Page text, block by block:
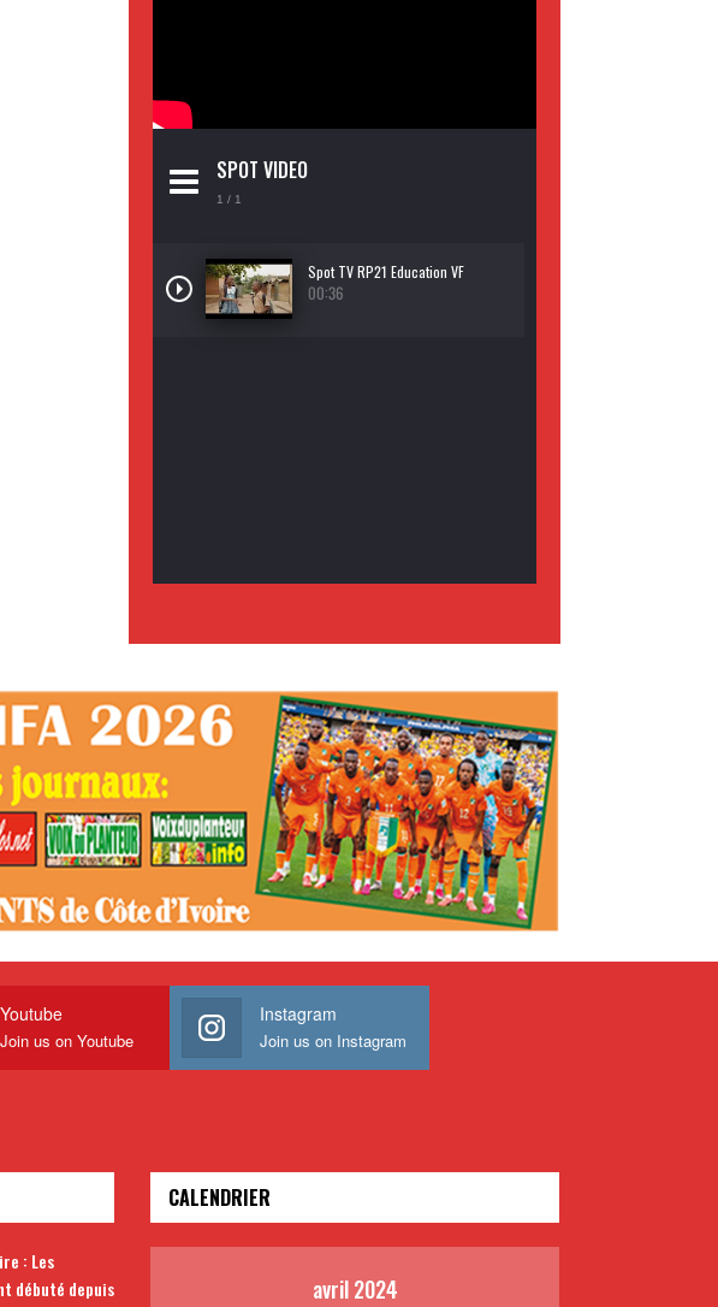
SPOT VIDEO
1 / 1
Spot TV RP21 Education VF
00:36
Youtube
Join us on Youtube
Instagram
Join us on Instagram
: Les
débuté depuis
CALENDRIER
avril 2024